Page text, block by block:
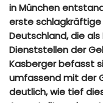
in München
erste schlagkräftige
Deutschland, die
Dienststellen der
Kasberger befasst
umfassend mit der
deutlich, wie tief